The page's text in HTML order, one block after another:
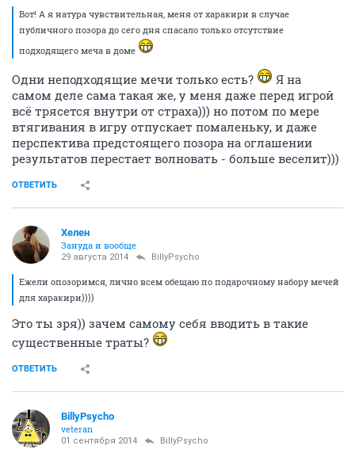
Вот! А я натура чувствительная, меня от харакири в случае
публичного позора до сего дня спасало только отсутствие
подходящего меча в доме
Одни неподходящие мечи только есть?
Я на
самом деле сама такая же, у меня даже перед игрой
всё трясется внутри от страха))) но потом по мере
втягивания в игру отпускает помаленьку, и даже
перспектива предстоящего позора на оглашении
результатов перестает волновать - больше веселит)))
ОТВЕТИТЬ
Хелен
Зануда и вообще
29 августа 2014 BillyPsycho
Ежели опозоримся, лично всем обещаю по подарочному набору мечей
для харакири))))
Это ты зря)) зачем самому себя вводить в такие
существенные траты?
ОТВЕТИТЬ
BillyPsycho
veteran
01 сентября 2014 BillyPsycho